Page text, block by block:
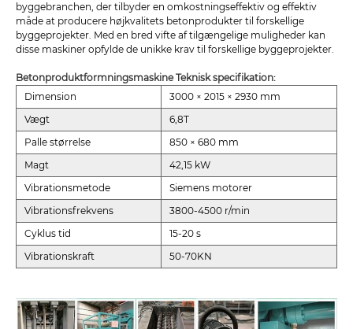
byggebranchen, der tilbyder en omkostningseffektiv og effektiv
måde at producere højkvalitets betonprodukter til forskellige
byggeprojekter. Med en bred vifte af tilgængelige muligheder kan
disse maskiner opfylde de unikke krav til forskellige byggeprojekter.
Betonproduktformningsmaskine Teknisk specifikation:
Dimension
3000 × 2015 × 2930 mm
Vægt
6,8T
Palle størrelse
850 × 680 mm
Magt
42,15 kW
Vibrationsmetode
Siemens motorer
Vibrationsfrekvens
3800-4500 r/min
Cyklus tid
15-20 s
Vibrationskraft
50-70KN